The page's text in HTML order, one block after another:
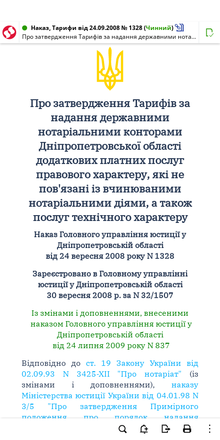
Наказ, Тарифи від 24.09.2008 № 1328(Чинний)
Про затвердження Тарифів за надання державними нотаріальними конторами Дніпропетровської області додаткових платних послуг правового характеру, які не пов'язані із вчинюваними нотаріальними діями, а також послуг технічного характеру
Про затвердження Тарифів за
надання державними
нотаріальними конторами
Дніпропетровської області
додаткових платних послуг
правового характеру, які не
пов'язані із вчинюваними
нотаріальними діями, а також
послуг технічного характеру
Наказ Головного управління юстиції у
Дніпропетровській області
від 24 вересня 2008 року N 1328
Зареєстровано в Головному управлінні
юстиції у Дніпропетровській області
30 вересня 2008 р. за N 32/1507
Із змінами і доповненнями, внесеними
наказом Головного управління юстиції у
Дніпропетровській області
від 24 липня 2009 року N 837
Відповідно до ст. 19 Закону України від
02.09.93 N 3425-XII "Про нотаріат" (із
змінами і доповненнями),наказу
Міністерства юстиції України від 04.01.98 N
3/5 "Про затвердження Примірного
положення про порядок надання
державними нотаріусами додаткових